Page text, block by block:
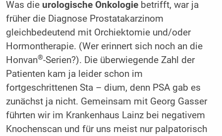
Was die urologische Onkologie betrifft, war ja
früher die Diagnose Prostatakarzinom
gleichbedeutend mit Orchiektomie und/oder
Hormontherapie. (Wer erinnert sich noch an die
Honvan®-Serien?). Die überwiegende Zahl der
Patienten kam ja leider schon im
fortgeschrittenen Sta – dium, denn PSA gab es
zunächst ja nicht. Gemeinsam mit Georg Gasser
führten wir im Krankenhaus Lainz bei negativem
Knochenscan und für uns meist nur palpatorisch